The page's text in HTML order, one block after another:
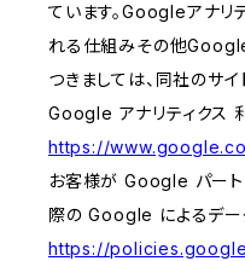
ています。Googleアナリ
れる仕組みその他
つきましては、同社のサイ
Google アナリティクス
https://
お客様が Google パート
際の Google によるデー
https://